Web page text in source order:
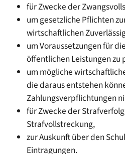
für Zwecke der
um gesetzliche Pflichten
wirtschaftlichen
um Voraussetzungen für
öffentlichen Leistungen zu
um mögliche
die daraus entstehen
Zahlungsverpflichtungen
für Zwecke der
Strafvollstreckung,
zur Auskunft über den
Eintragungen.